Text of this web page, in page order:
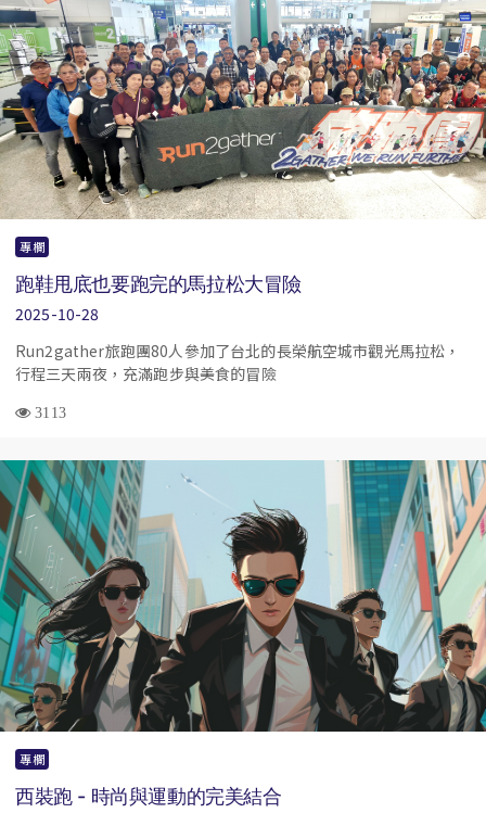
專欄
跑鞋甩底也要跑完的馬拉松大冒險
2025-10-28
Run2gather旅跑團80人參加了台北的長榮航空城市觀光馬拉松，
行程三天兩夜，充滿跑步與美食的冒險
3113
專欄
西裝跑 - 時尚與運動的完美結合